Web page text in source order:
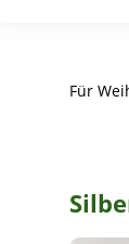
Für